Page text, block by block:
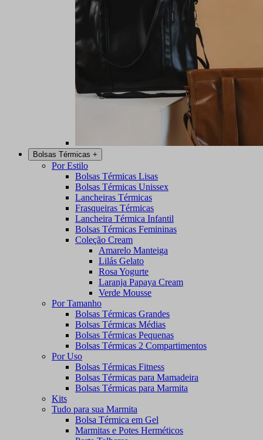
Bolsas Térmicas +
Por Estilo
Bolsas Térmicas Lisas
Bolsas Térmicas Unissex
Lancheiras Térmicas
Frasqueiras Térmicas
Lancheira Térmica Infantil
Bolsas Térmicas Femininas
Coleção Cream
Amarelo Manteiga
Lilás Gelato
Rosa Yogurte
Laranja Papaya Cream
Verde Mousse
Por Tamanho
Bolsas Térmicas Grandes
Bolsas Térmicas Médias
Bolsas Térmicas Pequenas
Bolsas Térmicas 2 Compartimentos
Por Uso
Bolsas Térmicas Fitness
Bolsas Térmicas para Mamadeira
Bolsas Térmicas para Marmita
Kits
Tudo para sua Marmita
Bolsa Térmica em Gel
Marmitas e Potes Herméticos